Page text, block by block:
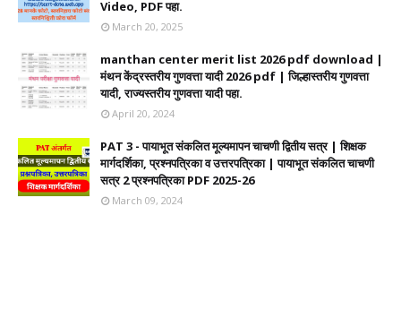
Video, PDF पहा.
March 20, 2025
manthan center merit list 2026 pdf download |
मंथन केंद्रस्तरीय गुणवत्ता यादी 2026 pdf | जिल्हास्तरीय गुणवत्ता
यादी, राज्यस्तरीय गुणवत्ता यादी पहा.
April 20, 2024
PAT 3 - पायाभूत संकलित मूल्यमापन चाचणी द्वितीय सत्र | शिक्षक
मार्गदर्शिका, प्रश्नपत्रिका व उत्तरपत्रिका | पायाभूत संकलित चाचणी
सत्र 2 प्रश्नपत्रिका PDF 2025-26
March 09, 2024